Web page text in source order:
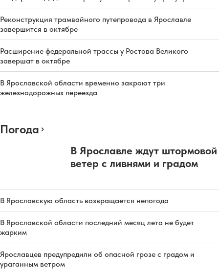
Реконструкция трамвайного путепровода в Ярославле
завершится в октябре
Расширение федеральной трассы у Ростова Великого
завершат в октябре
В Ярославской области временно закроют три
железнодорожных переезда
Погода
В Ярославле ждут штормовой
ветер с ливнями и градом
В Ярославскую область возвращается непогода
В Ярославской области последний месяц лета не будет
жарким
Ярославцев предупредили об опасной грозе с градом и
ураганным ветром